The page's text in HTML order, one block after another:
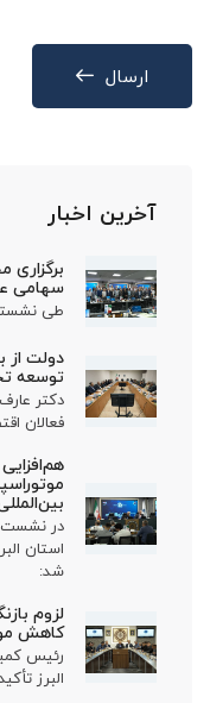
ارسال
آخرین اخبار
سهامی
طی نشستی
دولت
توسعه
دکتر
فعالان
در نشست
استان
شد:
لزوم
کاهش
رئیس
البرز